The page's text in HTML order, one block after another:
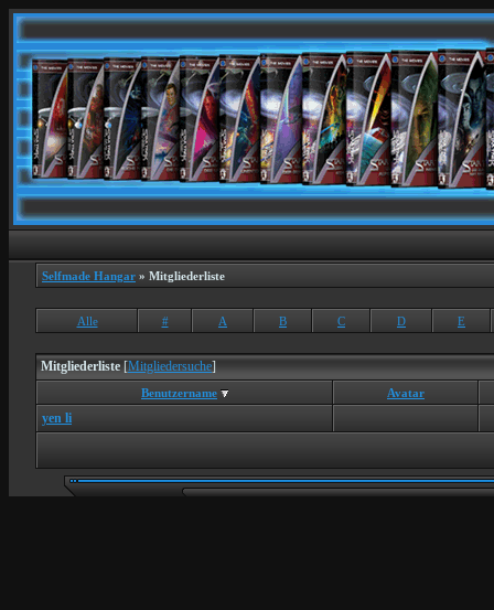
Selfmade Hangar » Mitgliederliste
Alle # A B C D E
Mitgliederliste [Mitgliedersuche]
Benutzername Avatar
yen li